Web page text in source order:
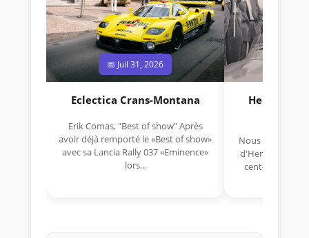
📅 Juil 31, 2026
Eclectica Crans-Montana
Erik Comas, "Best of show" Après
avoir déjà remporté le «Best of show»
avec sa Lancia Rally 037 «Eminence»
lors...
Hermano
Nous avons
d'Hermano Da
cent-unième